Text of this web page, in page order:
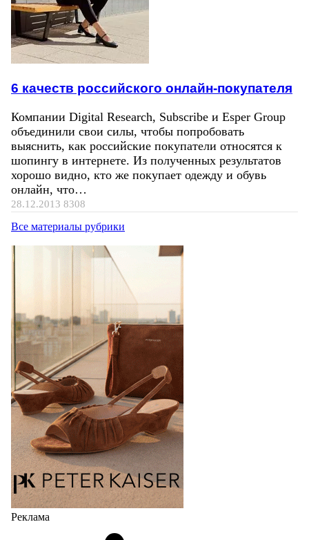
6 качеств российского онлайн-покупателя
Компании Digital Research, Subscribe и Esper Group
объединили свои силы, чтобы попробовать
выяснить, как российские покупатели относятся к
шопингу в интернете. Из полученных результатов
хорошо видно, кто же покупает одежду и обувь
онлайн, что…
28.12.2013 8308
Все материалы рубрики
Реклама